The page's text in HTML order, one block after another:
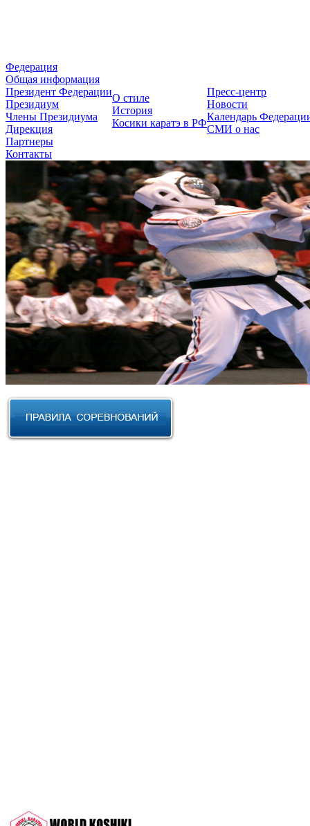
Федерация
Общая информация
Президент Федерации
Президиум
Члены Президиума
Дирекция
Партнеры
Контакты
О стиле
История
Косики каратэ в РФ
Пресс-центр
Новости
Календарь
СМИ о нас